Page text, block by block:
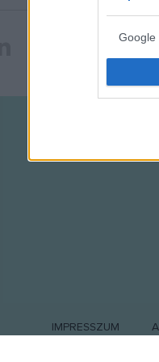
Google
I want
web or
I want
I want
IMPRESSZUM